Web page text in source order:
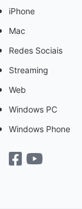
iPhone
Mac
Redes Sociais
Streaming
Web
Windows PC
Windows Phone